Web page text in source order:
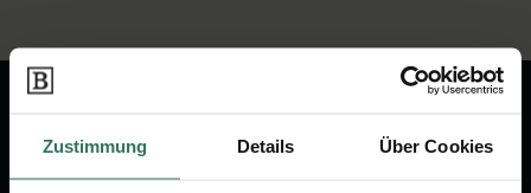
Zustimmung Details Über Cookies
Wir sind Ihr Ansprechpartner rund